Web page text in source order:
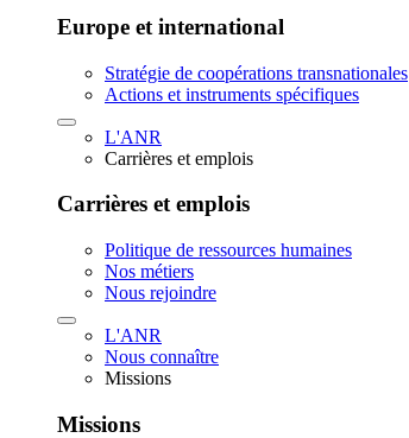
Europe et international
Stratégie de coopérations transnationales
Actions et instruments spécifiques
L'ANR
Carrières et emplois
Carrières et emplois
Politique de ressources humaines
Nos métiers
Nous rejoindre
L'ANR
Nous connaître
Missions
Missions